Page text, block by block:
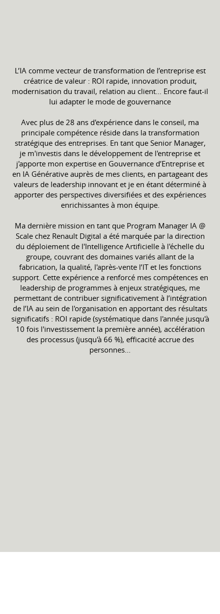
L’IA comme vecteur de transformation de l’entreprise est
créatrice de valeur : ROI rapide, innovation produit,
modernisation du travail, relation au client… Encore faut-il
lui adapter le mode de gouvernance
Avec plus de 28 ans d'expérience dans le conseil, ma
principale compétence réside dans la transformation
stratégique des entreprises. En tant que Senior Manager,
je m'investis dans le développement de l'entreprise et
j'apporte mon expertise en Gouvernance d’Entreprise et
en IA Générative auprès de mes clients, en partageant des
valeurs de leadership innovant et je en étant déterminé à
apporter des perspectives diversifiées et des expériences
enrichissantes à mon équipe.
Ma dernière mission en tant que Program Manager IA @
Scale chez Renault Digital a été marquée par la direction
du déploiement de l'Intelligence Artificielle à l'échelle du
groupe, couvrant des domaines variés allant de la
fabrication, la qualité, l'après-vente l’IT et les fonctions
support. Cette expérience a renforcé mes compétences en
leadership de programmes à enjeux stratégiques, me
permettant de contribuer significativement à l’intégration
de l’IA au sein de l'organisation en apportant des résultats
significatifs : ROI rapide (systématique dans l'année jusqu'à
10 fois l'investissement la première année), accélération
des processus (jusqu'à 66 %), efficacité accrue des
personnes...